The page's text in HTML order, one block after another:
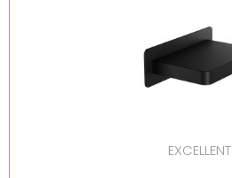
EXCELLENT